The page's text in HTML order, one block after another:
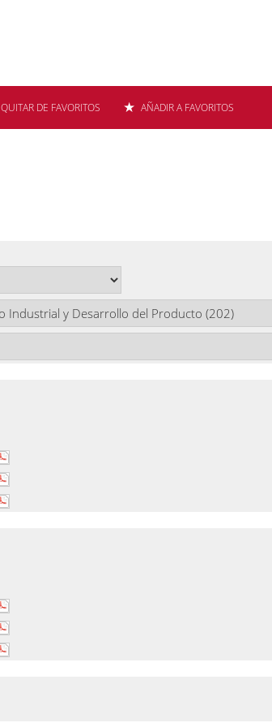
QUITAR DE FAVORITOS AÑADIR A FAVORITOS